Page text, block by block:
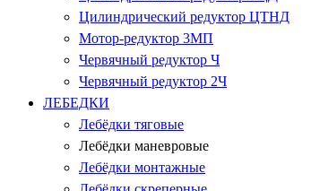
Цилиндрический редуктор ЦТНД
Мотор-редуктор 3МП
Червячный редуктор Ч
Червячный редуктор 2Ч
ЛЕБЕДКИ
Лебёдки тяговые
Лебёдки маневровые
Лебёдки монтажные